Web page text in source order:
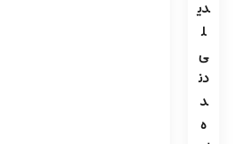
دی
ل
ی
دن
د
ه